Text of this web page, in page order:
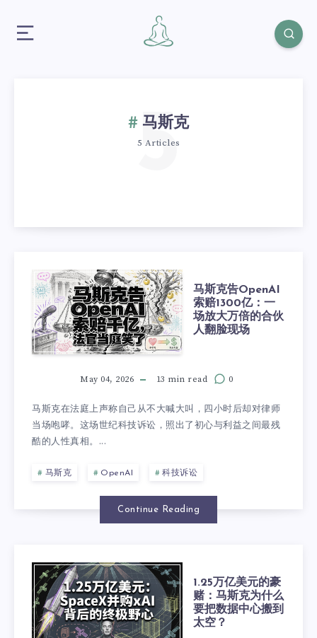
马斯克
5 Articles
5
马斯克告OpenAI
索赔1300亿：一
场放大万倍的合伙
人翻脸现场
May 04, 2026 13 min read 0
马斯克在法庭上声称自己从不大喊大叫，四小时后却对律师
当场咆哮。这场世纪科技诉讼，照出了初心与利益之间最残
酷的人性真相。...
马斯克 OpenAI 科技诉讼
Continue Reading
1.25万亿美元的豪
赌：马斯克为什么
要把数据中心搬到
太空？